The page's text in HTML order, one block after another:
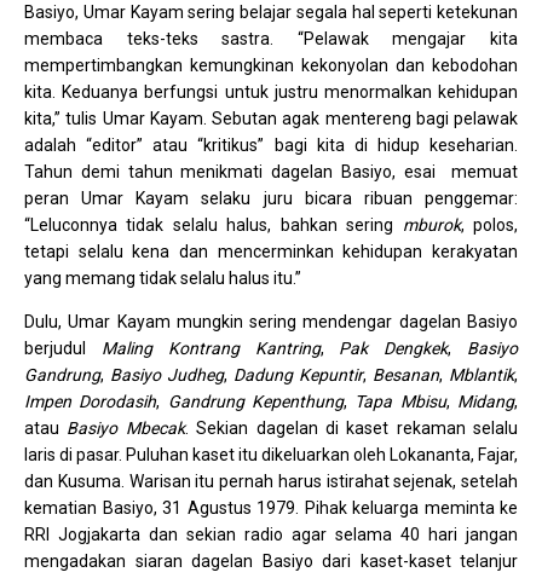
Basiyo, Umar Kayam sering belajar segala hal seperti ketekunan
membaca teks-teks sastra. “Pelawak mengajar kita
mempertimbangkan kemungkinan kekonyolan dan kebodohan
kita. Keduanya berfungsi untuk justru menormalkan kehidupan
kita,” tulis Umar Kayam. Sebutan agak mentereng bagi pelawak
adalah “editor” atau “kritikus” bagi kita di hidup keseharian.
Tahun demi tahun menikmati dagelan Basiyo, esai memuat
peran Umar Kayam selaku juru bicara ribuan penggemar:
“Leluconnya tidak selalu halus, bahkan sering mburok, polos,
tetapi selalu kena dan mencerminkan kehidupan kerakyatan
yang memang tidak selalu halus itu.”
Dulu, Umar Kayam mungkin sering mendengar dagelan Basiyo
berjudul Maling Kontrang Kantring, Pak Dengkek, Basiyo
Gandrung, Basiyo Judheg, Dadung Kepuntir, Besanan, Mblantik,
Impen Dorodasih, Gandrung Kepenthung, Tapa Mbisu, Midang,
atau Basiyo Mbecak. Sekian dagelan di kaset rekaman selalu
laris di pasar. Puluhan kaset itu dikeluarkan oleh Lokananta, Fajar,
dan Kusuma. Warisan itu pernah harus istirahat sejenak, setelah
kematian Basiyo, 31 Agustus 1979. Pihak keluarga meminta ke
RRI Jogjakarta dan sekian radio agar selama 40 hari jangan
mengadakan siaran dagelan Basiyo dari kaset-kaset telanjur